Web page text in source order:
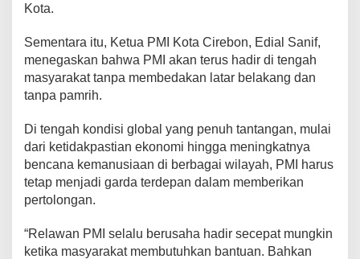
Kota.
Sementara itu, Ketua PMI Kota Cirebon, Edial Sanif,
menegaskan bahwa PMI akan terus hadir di tengah
masyarakat tanpa membedakan latar belakang dan
tanpa pamrih.
Di tengah kondisi global yang penuh tantangan, mulai
dari ketidakpastian ekonomi hingga meningkatnya
bencana kemanusiaan di berbagai wilayah, PMI harus
tetap menjadi garda terdepan dalam memberikan
pertolongan.
“Relawan PMI selalu berusaha hadir secepat mungkin
ketika masyarakat membutuhkan bantuan. Bahkan